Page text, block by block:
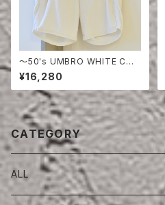
〜50's UMBRO WHITE COT
TON SHORTS
¥16,280
CATEGORY
ALL